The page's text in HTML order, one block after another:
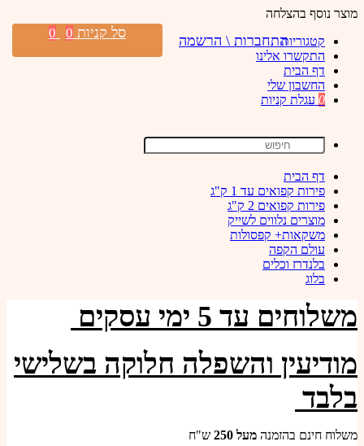
מוצר נוסף בהצלחה
קטגוריות
התקשרו אלינו
דף הבית
החשבון שלי
0 עגלת קניות
דף הבית
פירות קפואים עד 1 ק"ג
פירות קפואים 2 ק"ג
מוצרים נלווים לשייק
משקאות+ קפסולות
עולם הקפה
בלנדרז וכלים
בלוג
משלוחים עד 5 ימי עסקים
מודיעין והשפלה חלוקה בשלישי
בלבד
משלוח חינם בהזמנה מעל 250 ש"ח
התחברות \ הרשמה סל קניות 0
0